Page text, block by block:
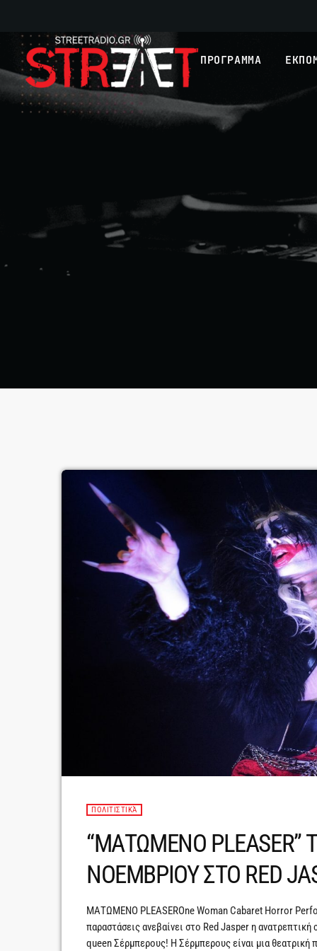
ΠΡΟΓΡΑΜΜΑ
ΠΟΛΙΤΙΣΤΙΚΆ
“ΜΑΤΩΜΕΝΟ
ΝΟΕΜΒΡΙΟΥ ΣΤΟ RED
ΜΑΤΩΜΕΝΟ PLEASEROne Woman Cabaret Horror
παραστάσεις ανεβαίνει στο Red Jasper η
queen Σέρμπερους! Η Σέρμπερους είναι μια